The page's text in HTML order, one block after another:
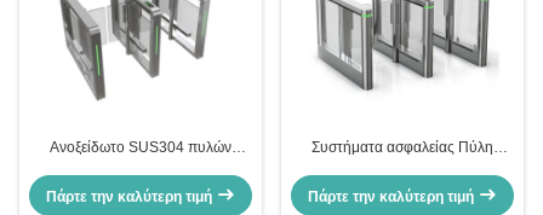
Ανοξείδωτο SUS304 πυλών
AC220V AC110V
Πάρτε την καλύτερη τιμή
Συστήματα ασφαλείας Πύλη
επιχειρήσεις και ιδρύματα
Πάρτε την καλύτερη τιμή